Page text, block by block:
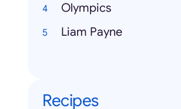
Olympics
Liam Payne
Recipes